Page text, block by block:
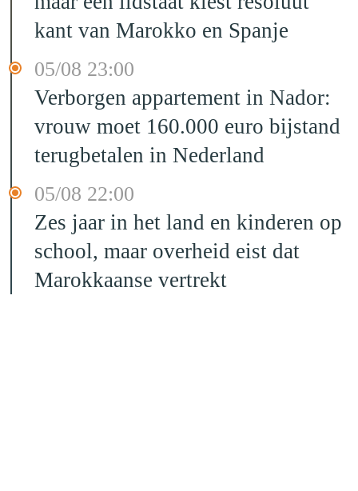
kant van Marokko en Spanje
05/08 23:00
Verborgen appartement in Nador:
vrouw moet 160.000 euro bijstand
terugbetalen in Nederland
05/08 22:00
Zes jaar in het land en kinderen op
school, maar overheid eist dat
Marokkaanse vertrekt